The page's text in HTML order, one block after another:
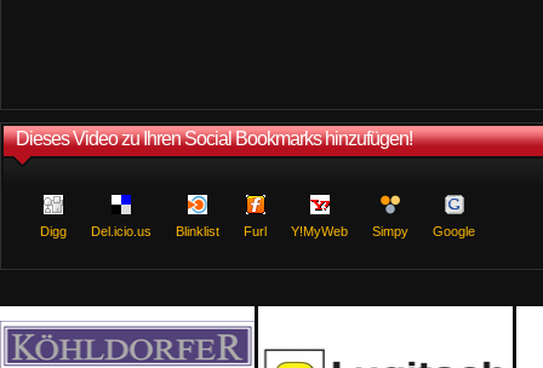
Dieses Video zu Ihren Social Bookmarks hinzufügen!
Digg Del.icio.us Blinklist Furl Y!MyWeb Simpy Google